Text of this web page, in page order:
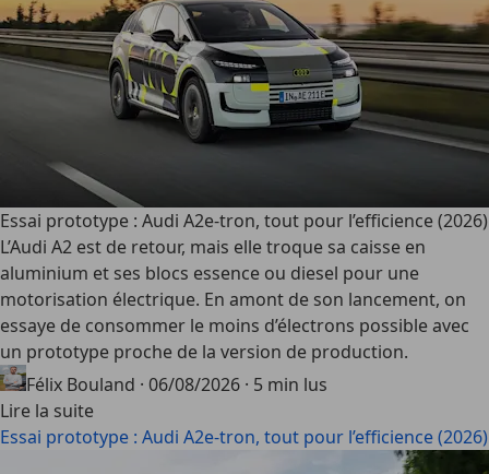
Essai prototype : Audi A2e-tron, tout pour l’efficience (2026)
L’Audi A2 est de retour, mais elle troque sa caisse en
aluminium et ses blocs essence ou diesel pour une
motorisation électrique. En amont de son lancement, on
essaye de consommer le moins d’électrons possible avec
un prototype proche de la version de production.
Félix Bouland · 06/08/2026 · 5 min lus
Lire la suite
Essai prototype : Audi A2e-tron, tout pour l’efficience (2026)